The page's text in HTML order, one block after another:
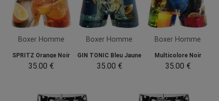
Boxer Homme
SPRITZ Orange Noir
35.00 €
Boxer Homme
GIN TONIC Bleu Jaune
35.00 €
Boxer Homme
Multicolore Noir
35.00 €